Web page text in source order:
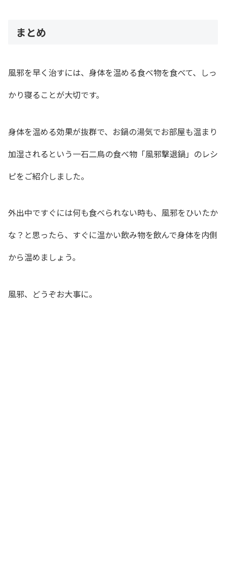
まとめ
風邪を早く治すには、身体を温める食べ物を食べて、しっ
かり寝ることが大切です。
身体を温める効果が抜群で、お鍋の湯気でお部屋も温まり
加湿されるという一石二鳥の食べ物「風邪撃退鍋」のレシ
ピをご紹介しました。
外出中ですぐには何も食べられない時も、風邪をひいたか
な？と思ったら、すぐに温かい飲み物を飲んで身体を内側
から温めましょう。
風邪、どうぞお大事に。